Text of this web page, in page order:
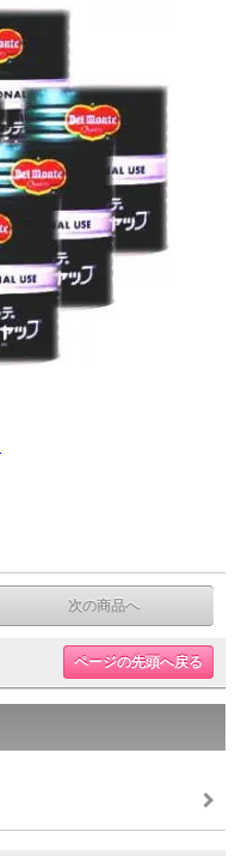
次の商品へ
ページの先頭へ戻る